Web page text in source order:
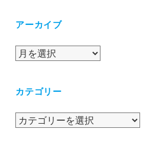
アーカイブ
ア
イ
カテゴリー
カ